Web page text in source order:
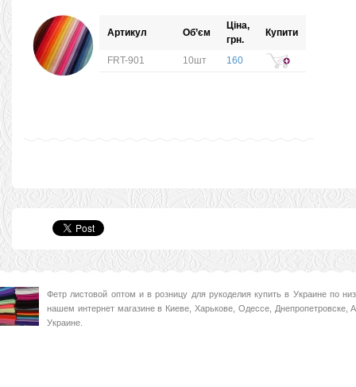
Артикул Об’єм
Ціна,
грн.
Купити
FRT-901 10шт 160
Фетр листовой оптом и в розницу для рукоделия купить в Украине по
нашем интернет магазине в Киеве, Харькове, Одессе, Днепропетровске,
Украине.